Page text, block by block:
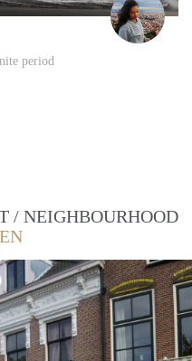
period
/ NEIGHBOURHOOD